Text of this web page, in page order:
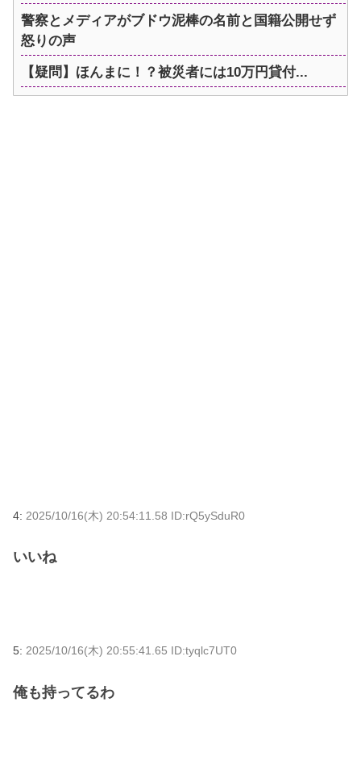
警察とメディアがブドウ泥棒の名前と国籍公開せず
怒りの声
【疑問】ほんまに！？被災者には10万円貸付...
4: 2025/10/16(木) 20:54:11.58 ID:rQ5ySduR0
いいね
5: 2025/10/16(木) 20:55:41.65 ID:tyqlc7UT0
俺も持ってるわ